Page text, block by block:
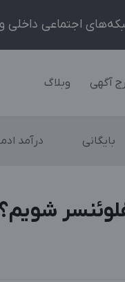
آگهی وبلاگ
بایگانی درآمد
شویم؟